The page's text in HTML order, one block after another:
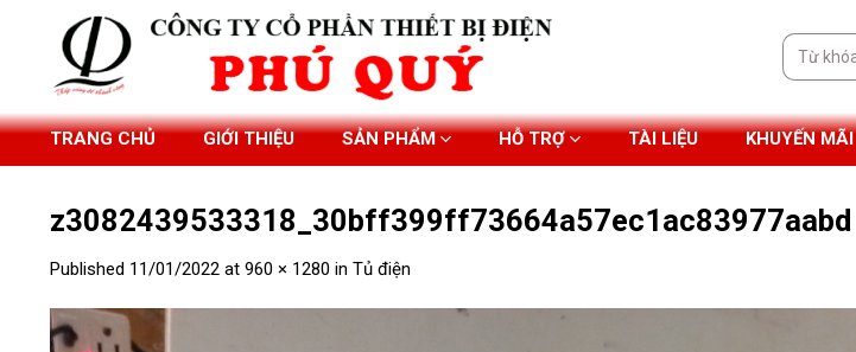
Tìm
kiếm:
TRANG CHỦ GIỚI THIỆU SẢN PHẨM HỖ TRỢ TÀI LIỆU KHUYẾN MÃI
z3082439533318_30bff399ff73664a57ec1ac83977aabd
Published 11/01/2022 at 960 × 1280 in Tủ điện